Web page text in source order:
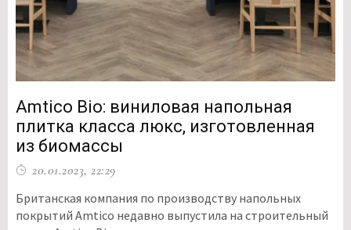
Amtico Bio: виниловая напольная
плитка класса люкс, изготовленная
из биомассы
20.01.2023, 22:29
Британская компания по производству напольных
покрытий Amtico недавно выпустила на строительный